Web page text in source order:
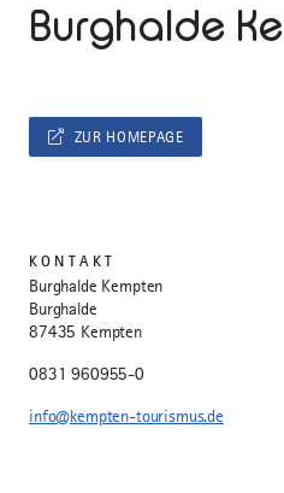
Burghalde
ZUR HOMEPAGE
KONTAKT
Burghalde Kempten
Burghalde
87435 Kempten
0831 960955-0
info@kempten-tourismus.de